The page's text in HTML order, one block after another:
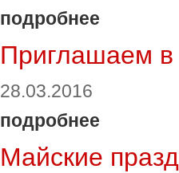
подробнее
Приглашаем
28.03.2016
подробнее
Майские